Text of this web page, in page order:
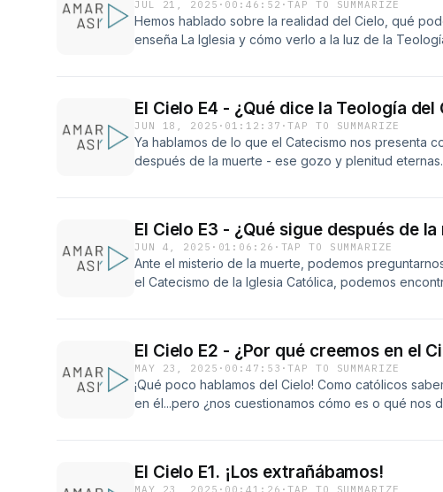
vivencia del dolor. Gracias por recibir lo que tiene
permita que dé fruto en tu vida.
JUL 21, 2025 · 00:46:52 ·TAP TO SUMMARIZE
Hemos hablado sobre la realidad del Cielo, qué
enseña La Iglesia y cómo verlo a la luz de la
experiencia. Recuerda que puedes vernos en
&quot;Amar ASY&quot;.
El Cielo E4 - ¿Qué dice la Teología
JUN 18, 2025 · 01:12:37 ·TAP TO SUMMARIZE
Ya hablamos de lo que el Catecismo nos presenta
después de la muerte - ese gozo y plenitud
destino definitivo (El Cielo). Esperamos que este
de nosotros el fruto de la esperanza y anhelo de
El Cielo E3 - ¿Qué sigue después de
JUN 4, 2025 · 01:06:26 · TAP TO SUMMARIZE
Ante el misterio de la muerte, podemos
el Catecismo de la Iglesia Católica, podemos
El Cielo E2 - ¿Por qué creemos en el
MAY 23, 2025 · 00:47:53 ·TAP TO SUMMARIZE
¡Qué poco hablamos del Cielo! Como católicos
en él...pero ¿nos cuestionamos cómo es o qué nos
Soñábamos con tener una que fuera nuestra 100%
El Cielo E1. ¡Los extrañábamos!
MAY 23, 2025 · 00:41:26 ·TAP TO SUMMARIZE